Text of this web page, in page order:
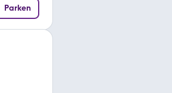
Parken